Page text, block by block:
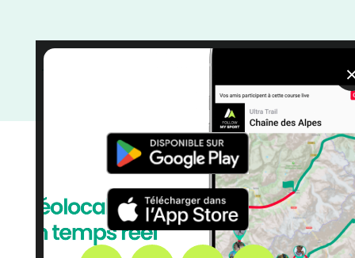
Trail
/Distance Faible/
courses Charente